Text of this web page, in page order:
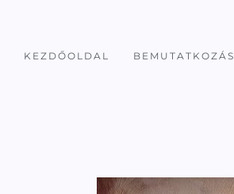
KEZDŐOLDAL BEMUTATKOZÁS